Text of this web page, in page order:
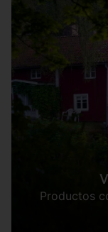
Productos